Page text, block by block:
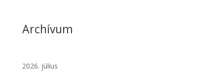
Archívum
2026. július